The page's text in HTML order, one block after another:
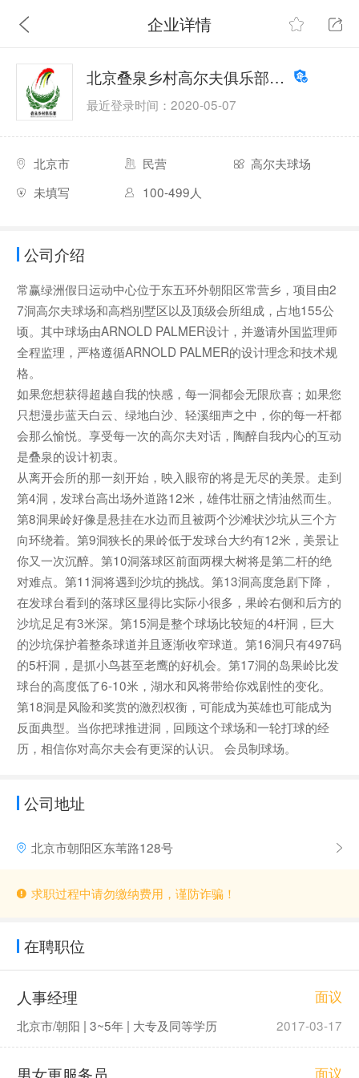
企业详情
北京叠泉乡村高尔夫俱乐部(常赢绿洲)
最近登录时间：2020-05-07
北京市 民营
高尔夫球场
未填写
100-499人
公司介绍
常赢绿洲假日运动中心位于东五环外朝阳区常营乡，项目由2
7洞高尔夫球场和高档别墅区以及顶级会所组成，占地155公
顷。其中球场由ARNOLD PALMER设计，并邀请外国监理师
全程监理，严格遵循ARNOLD PALMER的设计理念和技术规
格。
如果您想获得超越自我的快感，每一洞都会无限欣喜；如果您
只想漫步蓝天白云、绿地白沙、轻溪细声之中，你的每一杆都
会那么愉悦。享受每一次的高尔夫对话，陶醉自我内心的互动
是叠泉的设计初衷。
从离开会所的那一刻开始，映入眼帘的将是无尽的美景。走到
第4洞，发球台高出场外道路12米，雄伟壮丽之情油然而生。
第8洞果岭好像是悬挂在水边而且被两个沙滩状沙坑从三个方
向环绕着。第9洞狭长的果岭低于发球台大约有12米，美景让
你又一次沉醉。第10洞落球区前面两棵大树将是第二杆的绝
对难点。第11洞将遇到沙坑的挑战。第13洞高度急剧下降，
在发球台看到的落球区显得比实际小很多，果岭右侧和后方的
沙坑足足有3米深。第15洞是整个球场比较短的4杆洞，巨大
的沙坑保护着整条球道并且逐渐收窄球道。第16洞只有497码
的5杆洞，是抓小鸟甚至老鹰的好机会。第17洞的岛果岭比发
球台的高度低了6-10米，湖水和风将带给你戏剧性的变化。
第18洞是风险和奖赏的激烈权衡，可能成为英雄也可能成为
反面典型。当你把球推进洞，回顾这个球场和一轮打球的经
历，相信你对高尔夫会有更深的认识。 会员制球场。
公司地址
北京市朝阳区东苇路128号
求职过程中请勿缴纳费用，谨防诈骗！
在聘职位
人事经理 面议
北京市/朝阳 | 3~5年 | 大专及同等学历 2017-03-17
面议